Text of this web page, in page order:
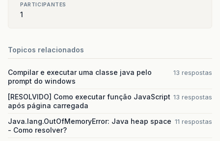
PARTICIPANTES
1
Topicos relacionados
Compilar e executar uma classe java pelo
prompt do windows
13 respostas
[RESOLVIDO] Como executar função JavaScript
após página carregada
13 respostas
Java.lang.OutOfMemoryError: Java heap space
- Como resolver?
11 respostas